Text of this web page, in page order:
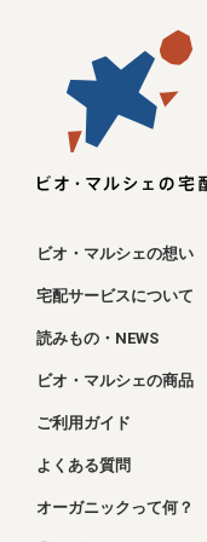
ビオ・マルシェの想い
宅配サービスについて
読みもの・NEWS
ビオ・マルシェの商品
ご利用ガイド
よくある質問
オーガニックって何？